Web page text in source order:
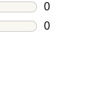
0 avis avec
0
0 avis avec
0